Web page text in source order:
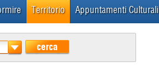
Territorio Appuntamenti Culturali
cerca